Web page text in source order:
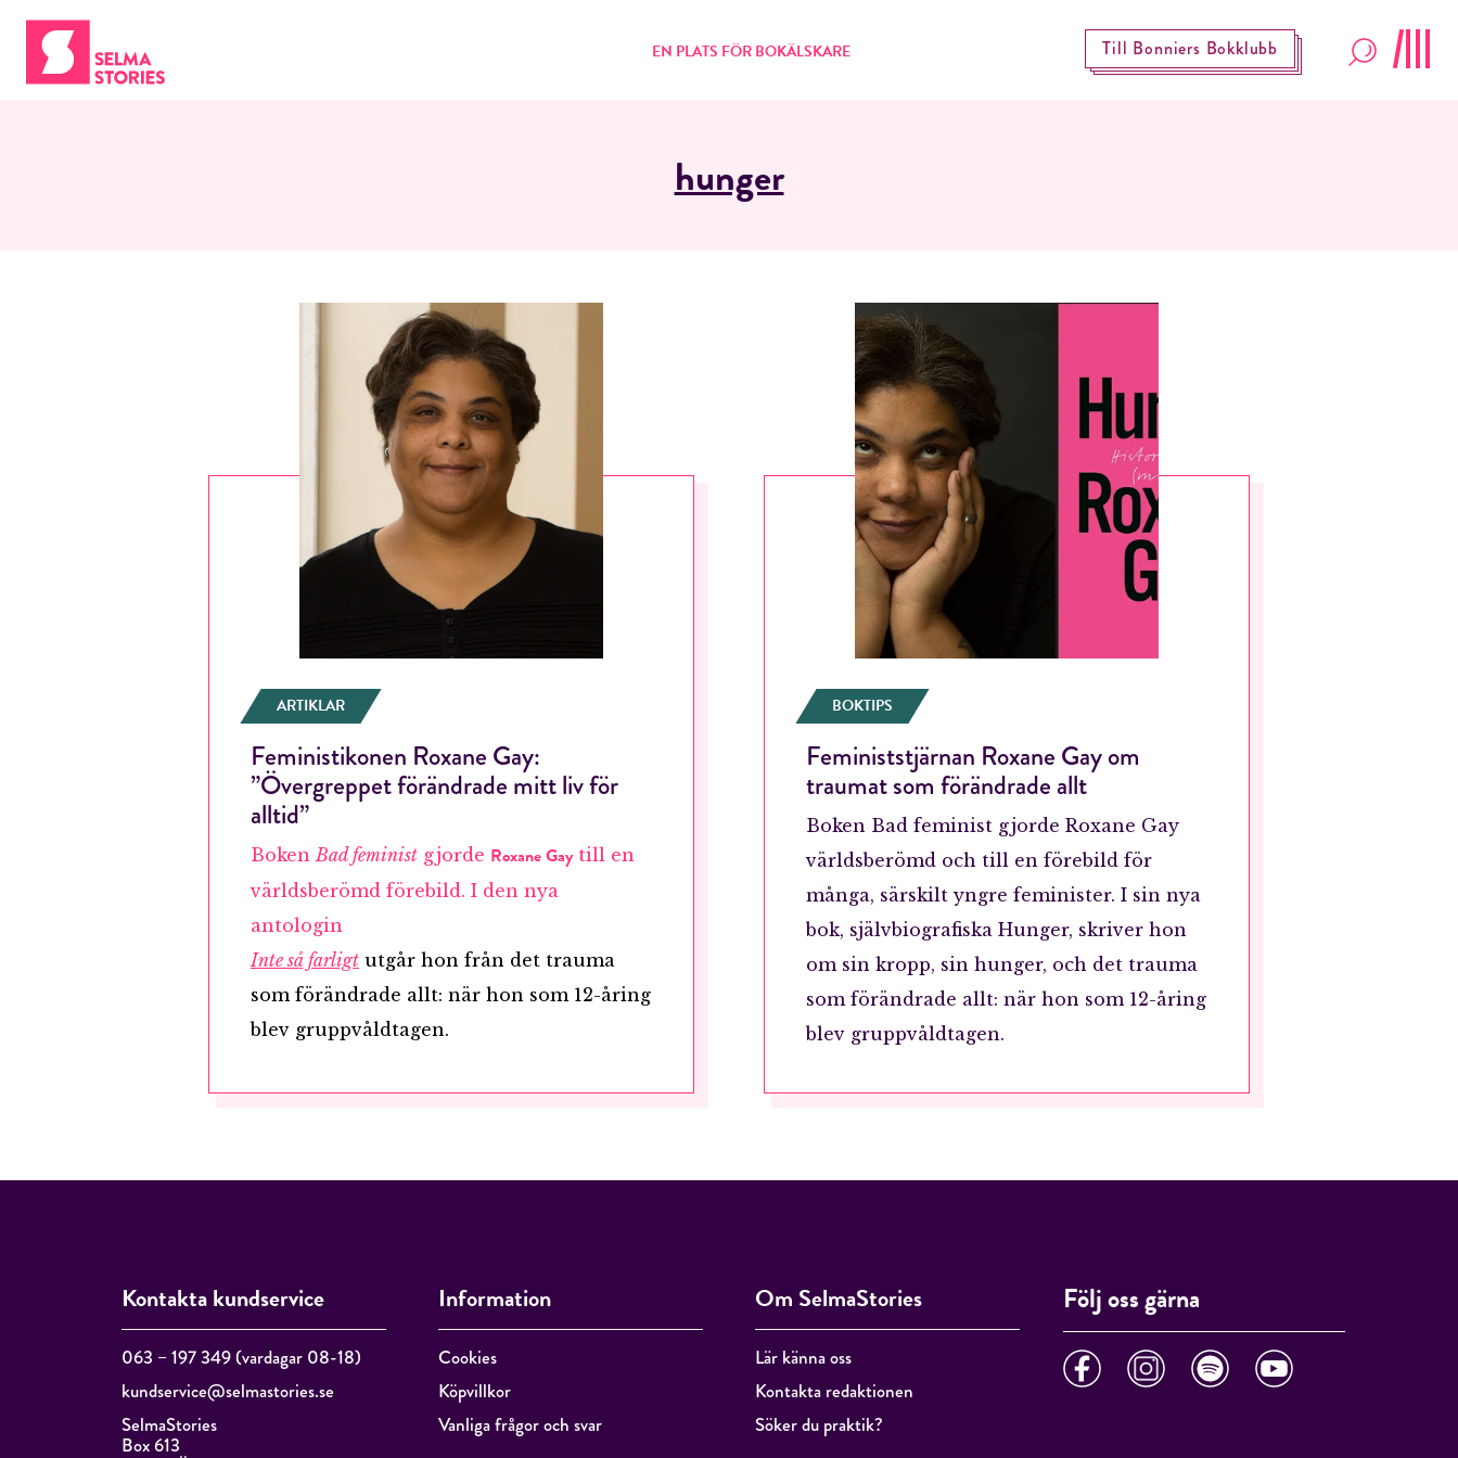
EN PLATS FÖR BOKÄLSKARE Till Bonniers Bokklubb
E-post*
Jag accepterar villkoren.
hunger
ARTIKLAR
Feministikonen Roxane Gay:
”Övergreppet förändrade mitt liv för
alltid”
BokenBad feminist gjorde Roxane Gaytill en
världsberömd förebild. I den nya
antologin
Inte så farligt utgår hon från det trauma
som förändrade allt: när hon som 12-åring
blev gruppvåldtagen.
BOKTIPS
Feministstjärnan Roxane Gay om
traumat som förändrade allt
Boken Bad feminist gjorde Roxane Gay
världsberömd och till en förebild för
många, särskilt yngre feminister. I sin nya
bok, självbiografiska Hunger, skriver hon
om sin kropp, sin hunger, och det trauma
som förändrade allt: när hon som 12-åring
blev gruppvåldtagen.
Kontakta kundservice
063 – 197 349 (vardagar 08-18)
kundservice@selmastories.se
SelmaStories
Box 613
Information
Cookies
Köpvillkor
Vanliga frågor och svar
Om SelmaStories
Lär känna oss
Kontakta redaktionen
Söker du praktik?
Följ oss gärna